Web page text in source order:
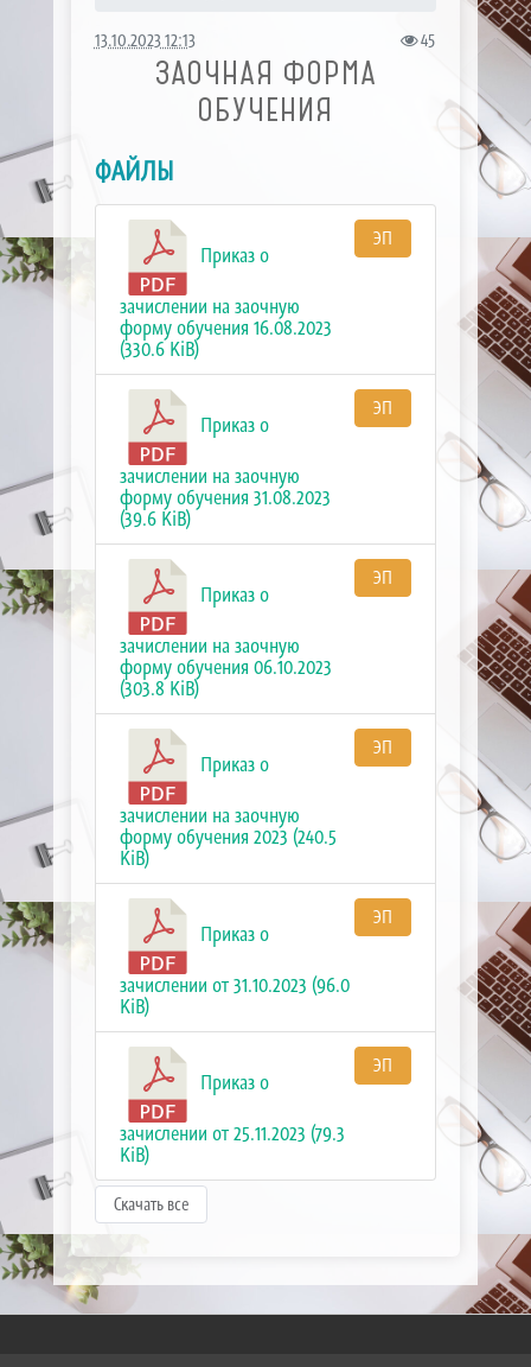
13.10.2023 12:13 45
ЗАОЧНАЯ ФОРМА
ОБУЧЕНИЯ
ФАЙЛЫ
Приказ о
зачислении на заочную
форму обучения 16.08.2023
(330.6 KiB)
ЭП
Приказ о
зачислении на заочную
форму обучения 31.08.2023
(39.6 KiB)
ЭП
Приказ о
зачислении на заочную
форму обучения 06.10.2023
(303.8 KiB)
ЭП
Приказ о
зачислении на заочную
форму обучения 2023 (240.5
KiB)
ЭП
Приказ о
зачислении от 31.10.2023 (96.0
KiB)
ЭП
Приказ о
зачислении от 25.11.2023 (79.3
KiB)
ЭП
Скачать все